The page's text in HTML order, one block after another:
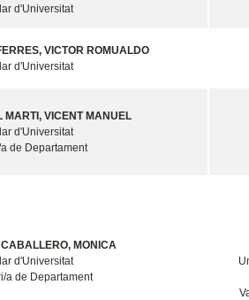
d'Universitat
VICTOR ROMUALDO
d'Universitat
MARTI, VICENT MANUEL
d'Universitat
de Departament
MONICA
d'Universitat
a de Departament